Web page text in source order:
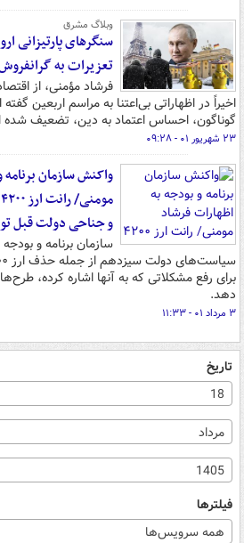
وبلاگ مشرق
سنگرهای پارتیزانی
تعزیرات به
فرشاد مؤمنی، از
اخیراً در اظهاراتی بی‌اعتنا به مراسم اربعین
گوناگون، احساس اعتماد به دین، تضعیف
۲۳ شهریور ۰۱ - ۰۹:۲۸
واکنش سازمان
و جناحی دولت قبل
سازمان برنامه و
برای رفع مشکلاتی که به آنها اشاره کرده،
دهد.
۳ مرداد ۰۱ - ۱۱:۳۳
تاریخ
18
مرداد
1405
فیلترها
همه سرویس‌ها